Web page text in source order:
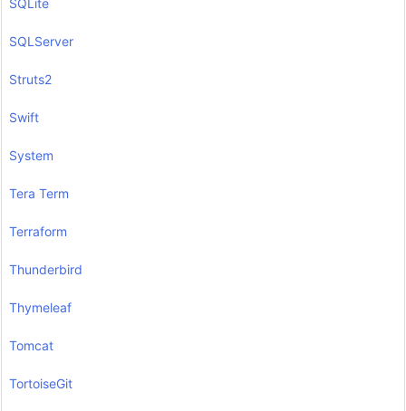
SQLite
SQLServer
Struts2
Swift
System
Tera Term
Terraform
Thunderbird
Thymeleaf
Tomcat
TortoiseGit